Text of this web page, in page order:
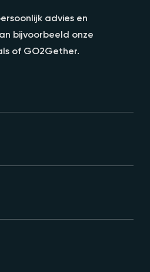
advies en
bijvoorbeeld onze
of GO2Gether.